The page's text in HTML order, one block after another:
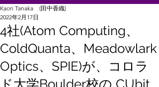
4社(Atom Computing、
ColdQuanta、Meadowlark
Optics、SPIE)が、コロラ
ド大学Boulder校の CUbit
Kaori Tanaka (田中香織)
2022年2月17日